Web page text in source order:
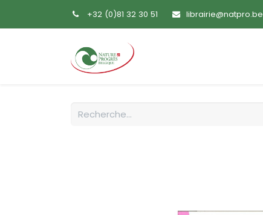
+32 (0)81 32 30 51 librairie@natpro.be